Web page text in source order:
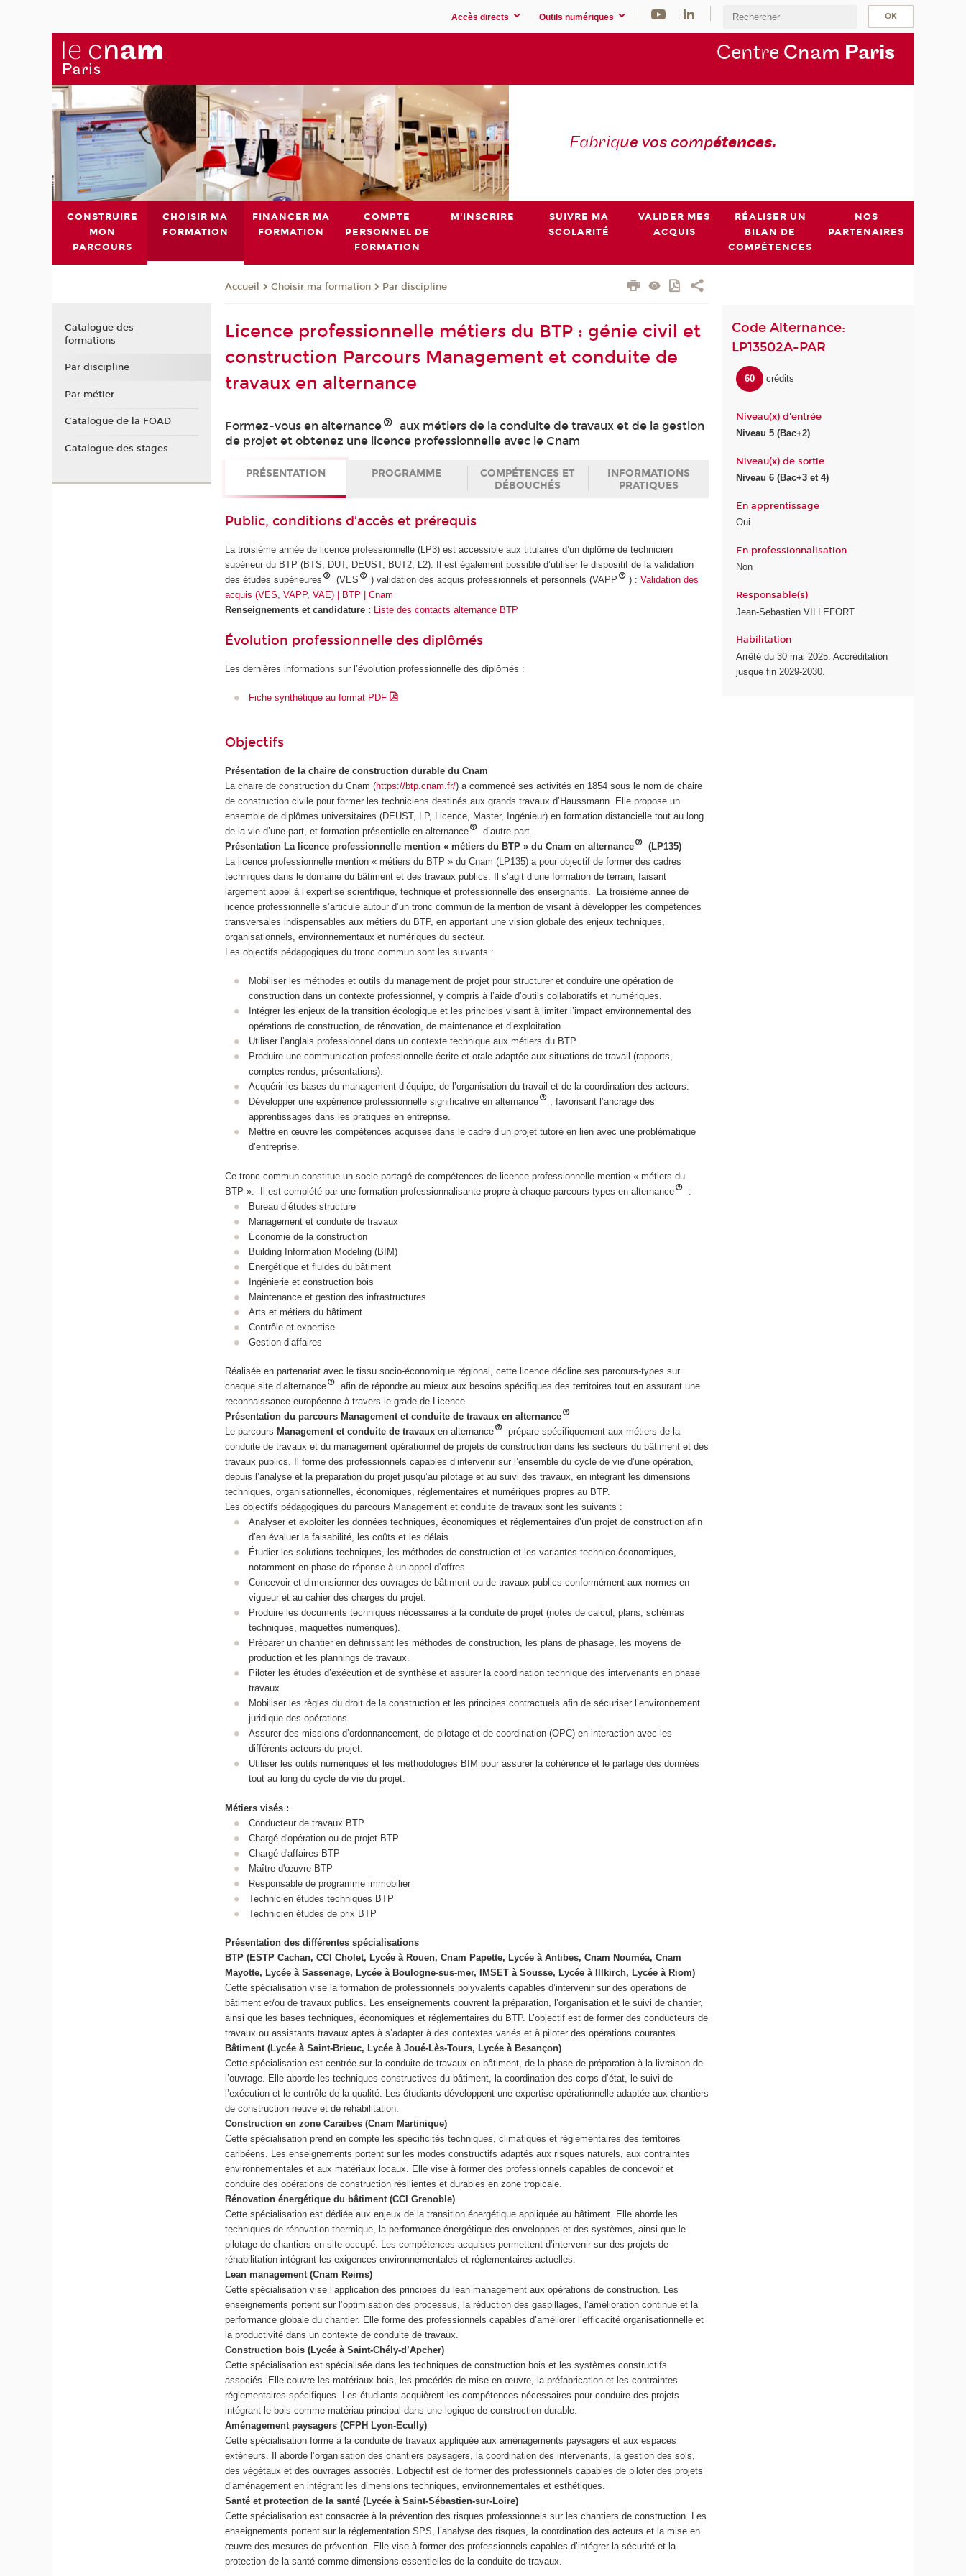
Accès directs Outils numériques
Centre Cnam Paris
Fabrique vos compétences.
CONSTRUIRE
MON
PARCOURS
CHOISIR MA
FORMATION
FINANCER MA
FORMATION
COMPTE
PERSONNEL DE
FORMATION
M'INSCRIRE
SUIVRE MA
SCOLARITÉ
VALIDER MES
ACQUIS
RÉALISER UN
BILAN DE
COMPÉTENCES
NOS
PARTENAIRES
Accueil Choisir ma formation Par discipline
Licence professionnelle métiers du BTP : génie civil et
construction Parcours Management et conduite de
travaux en alternance
Formez-vous en alternance
aux métiers de la conduite de travaux et de la gestion
de projet et obtenez une licence professionnelle avec le Cnam
PRÉSENTATION PROGRAMME
COMPÉTENCES ET
DÉBOUCHÉS
INFORMATIONS
PRATIQUES
Public, conditions d’accès et prérequis
La troisième année de licence professionnelle (LP3) est accessible aux titulaires d’un diplôme de technicien
supérieur du BTP (BTS, DUT, DEUST, BUT2, L2). Il est également possible d’utiliser le dispositif de la validation
des études supérieures
(VES ) validation des acquis professionnels et personnels (VAPP ) : Validation des
acquis (VES, VAPP, VAE) | BTP | Cnam
Renseignements et candidature :
Liste des contacts alternance BTP
Évolution professionnelle des diplômés
Les dernières informations sur l’évolution professionnelle des diplômés :
Fiche synthétique au format PDF
Objectifs
Présentation de la chaire de construction durable du Cnam
La chaire de construction du Cnam (https://btp.cnam.fr/) a commencé ses activités en 1854 sous le nom de chaire
de construction civile pour former les techniciens destinés aux grands travaux d’Haussmann. Elle propose un
ensemble de diplômes universitaires (DEUST, LP, Licence, Master, Ingénieur) en formation distancielle tout au long
de la vie d’une part, et formation présentielle en alternance
d’autre part.
Présentation La licence professionnelle mention « métiers du BTP » du Cnam en alternance
(LP135)
La licence professionnelle mention « métiers du BTP » du Cnam (LP135) a pour objectif de former des cadres
techniques dans le domaine du bâtiment et des travaux publics. Il s’agit d’une formation de terrain, faisant
largement appel à l’expertise scientifique, technique et professionnelle des enseignants. La troisième année de
licence professionnelle s’articule autour d’un tronc commun de la mention de visant à développer les compétences
transversales indispensables aux métiers du BTP, en apportant une vision globale des enjeux techniques,
organisationnels, environnementaux et numériques du secteur.
Les objectifs pédagogiques du tronc commun sont les suivants :
Mobiliser les méthodes et outils du management de projet pour structurer et conduire une opération de
construction dans un contexte professionnel, y compris à l’aide d’outils collaboratifs et numériques.
Intégrer les enjeux de la transition écologique et les principes visant à limiter l’impact environnemental des
opérations de construction, de rénovation, de maintenance et d’exploitation.
Utiliser l’anglais professionnel dans un contexte technique aux métiers du BTP.
Produire une communication professionnelle écrite et orale adaptée aux situations de travail (rapports,
comptes rendus, présentations).
Acquérir les bases du management d’équipe, de l’organisation du travail et de la coordination des acteurs.
Développer une expérience professionnelle significative en alternance
, favorisant l’ancrage des
apprentissages dans les pratiques en entreprise.
Mettre en œuvre les compétences acquises dans le cadre d’un projet tutoré en lien avec une problématique
d’entreprise.
Ce tronc commun constitue un socle partagé de compétences de licence professionnelle mention « métiers du
BTP ». Il est complété par une formation professionnalisante propre à chaque parcours-types en alternance
:
Bureau d’études structure
Management et conduite de travaux
Économie de la construction
Building Information Modeling (BIM)
Énergétique et fluides du bâtiment
Ingénierie et construction bois
Maintenance et gestion des infrastructures
Arts et métiers du bâtiment
Contrôle et expertise
Gestion d’affaires
Réalisée en partenariat avec le tissu socio‑économique régional, cette licence décline ses parcours‑types sur
chaque site d’alternance
afin de répondre au mieux aux besoins spécifiques des territoires tout en assurant une
reconnaissance européenne à travers le grade de Licence.
Présentation du parcours Management et conduite de travaux en alternance
Le parcours Management et conduite de travaux en alternance
prépare spécifiquement aux métiers de la
conduite de travaux et du management opérationnel de projets de construction dans les secteurs du bâtiment et des
travaux publics. Il forme des professionnels capables d’intervenir sur l’ensemble du cycle de vie d’une opération,
depuis l’analyse et la préparation du projet jusqu’au pilotage et au suivi des travaux, en intégrant les dimensions
techniques, organisationnelles, économiques, réglementaires et numériques propres au BTP.
Les objectifs pédagogiques du parcours Management et conduite de travaux sont les suivants :
Analyser et exploiter les données techniques, économiques et réglementaires d’un projet de construction afin
d’en évaluer la faisabilité, les coûts et les délais.
Étudier les solutions techniques, les méthodes de construction et les variantes technico-économiques,
notamment en phase de réponse à un appel d’offres.
Concevoir et dimensionner des ouvrages de bâtiment ou de travaux publics conformément aux normes en
vigueur et au cahier des charges du projet.
Produire les documents techniques nécessaires à la conduite de projet (notes de calcul, plans, schémas
techniques, maquettes numériques).
Préparer un chantier en définissant les méthodes de construction, les plans de phasage, les moyens de
production et les plannings de travaux.
Piloter les études d’exécution et de synthèse et assurer la coordination technique des intervenants en phase
travaux.
Mobiliser les règles du droit de la construction et les principes contractuels afin de sécuriser l’environnement
juridique des opérations.
Assurer des missions d’ordonnancement, de pilotage et de coordination (OPC) en interaction avec les
différents acteurs du projet.
Utiliser les outils numériques et les méthodologies BIM pour assurer la cohérence et le partage des données
tout au long du cycle de vie du projet.
Métiers visés :
Conducteur de travaux BTP
Chargé d'opération ou de projet BTP
Chargé d'affaires BTP
Maître d'œuvre BTP
Responsable de programme immobilier
Technicien études techniques BTP
Technicien études de prix BTP
Présentation des différentes spécialisations
BTP (ESTP Cachan, CCI Cholet, Lycée à Rouen, Cnam Papette, Lycée à Antibes, Cnam Nouméa, Cnam
Mayotte, Lycée à Sassenage, Lycée à Boulogne-sus-mer, IMSET à Sousse, Lycée à Illkirch, Lycée à Riom)
Cette spécialisation vise la formation de professionnels polyvalents capables d’intervenir sur des opérations de
bâtiment et/ou de travaux publics. Les enseignements couvrent la préparation, l’organisation et le suivi de chantier,
ainsi que les bases techniques, économiques et réglementaires du BTP. L’objectif est de former des conducteurs de
travaux ou assistants travaux aptes à s’adapter à des contextes variés et à piloter des opérations courantes.
Bâtiment (Lycée à Saint-Brieuc, Lycée à Joué-Lès-Tours, Lycée à Besançon)
Cette spécialisation est centrée sur la conduite de travaux en bâtiment, de la phase de préparation à la livraison de
l’ouvrage. Elle aborde les techniques constructives du bâtiment, la coordination des corps d’état, le suivi de
l’exécution et le contrôle de la qualité. Les étudiants développent une expertise opérationnelle adaptée aux chantiers
de construction neuve et de réhabilitation.
Construction en zone Caraïbes (Cnam Martinique)
Cette spécialisation prend en compte les spécificités techniques, climatiques et réglementaires des territoires
caribéens. Les enseignements portent sur les modes constructifs adaptés aux risques naturels, aux contraintes
environnementales et aux matériaux locaux. Elle vise à former des professionnels capables de concevoir et
conduire des opérations de construction résilientes et durables en zone tropicale.
Rénovation énergétique du bâtiment (CCI Grenoble)
Cette spécialisation est dédiée aux enjeux de la transition énergétique appliquée au bâtiment. Elle aborde les
techniques de rénovation thermique, la performance énergétique des enveloppes et des systèmes, ainsi que le
pilotage de chantiers en site occupé. Les compétences acquises permettent d’intervenir sur des projets de
réhabilitation intégrant les exigences environnementales et réglementaires actuelles.
Lean management (Cnam Reims)
Cette spécialisation vise l’application des principes du lean management aux opérations de construction. Les
enseignements portent sur l’optimisation des processus, la réduction des gaspillages, l’amélioration continue et la
performance globale du chantier. Elle forme des professionnels capables d’améliorer l’efficacité organisationnelle et
la productivité dans un contexte de conduite de travaux.
Construction bois (Lycée à Saint-Chély-d’Apcher)
Cette spécialisation est spécialisée dans les techniques de construction bois et les systèmes constructifs
associés. Elle couvre les matériaux bois, les procédés de mise en œuvre, la préfabrication et les contraintes
réglementaires spécifiques. Les étudiants acquièrent les compétences nécessaires pour conduire des projets
intégrant le bois comme matériau principal dans une logique de construction durable.
Aménagement paysagers (CFPH Lyon-Ecully)
Cette spécialisation forme à la conduite de travaux appliquée aux aménagements paysagers et aux espaces
extérieurs. Il aborde l’organisation des chantiers paysagers, la coordination des intervenants, la gestion des sols,
des végétaux et des ouvrages associés. L’objectif est de former des professionnels capables de piloter des projets
d’aménagement en intégrant les dimensions techniques, environnementales et esthétiques.
Santé et protection de la santé (Lycée à Saint-Sébastien-sur-Loire)
Cette spécialisation est consacrée à la prévention des risques professionnels sur les chantiers de construction. Les
enseignements portent sur la réglementation SPS, l’analyse des risques, la coordination des acteurs et la mise en
œuvre des mesures de prévention. Elle vise à former des professionnels capables d’intégrer la sécurité et la
protection de la santé comme dimensions essentielles de la conduite de travaux.
Code Alternance:
LP13502A-PAR
60 crédits
Niveau(x) d'entrée
Niveau 5 (Bac+2)
Niveau(x) de sortie
Niveau 6 (Bac+3 et 4)
En apprentissage
Oui
En professionnalisation
Non
Responsable(s)
Jean-Sebastien VILLEFORT
Habilitation
Arrêté du 30 mai 2025. Accréditation
jusque fin 2029-2030.
Catalogue des
formations
Par discipline
Par métier
Catalogue de la FOAD
Catalogue des stages